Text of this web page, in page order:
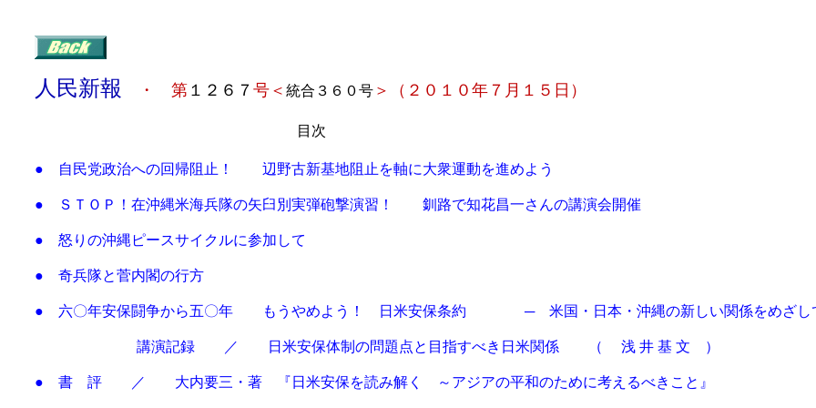
人民新報 ・ 第１２６７ 号＜ 統合３６０号＞ （２０１０年７月１５日）
目次
● 自民党政治への回帰阻止！ 辺野古新基地阻止を軸に大衆運動を進めよう
● ＳＴＯＰ！在沖縄米海兵隊の矢臼別実弾砲撃演習！ 釧路で知花昌一さんの講演会開催
● 怒りの沖縄ピースサイクルに参加して
● 奇兵隊と菅内閣の行方
● 六〇年安保闘争から五〇年 もうやめよう！ 日米安保条約 ─ 米国・日本・沖縄の新しい関係をめざし
講演記録 ／ 日米安保体制の問題点と目指すべき日米関係 （ 浅 井 基 文 ）
● 書 評 ／ 大内要三・著 『日米安保を読み解く ～アジアの平和のために考えるべきこと』